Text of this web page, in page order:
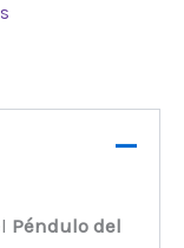
Péndulo del